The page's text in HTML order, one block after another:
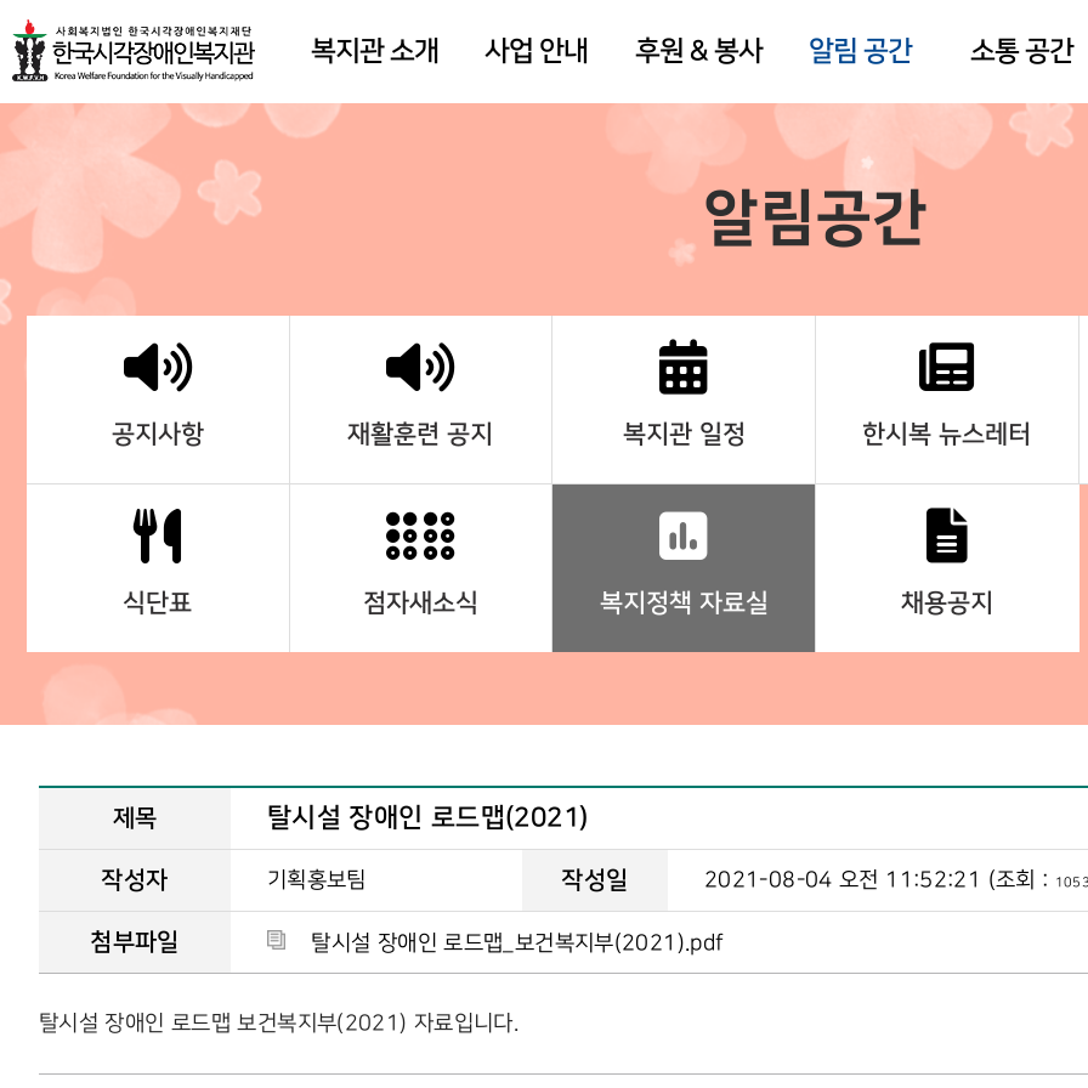
복지관 소개 사업 안내 후원 & 봉사 알림 공간 소통 공간
알림공간
공지사항 재활훈련 공지 복지관 일정 한시복 뉴스레터
식단표 점자새소식 복지정책 자료실 채용공지
제목 탈시설 장애인 로드맵(2021)
작성자 기획홍보팀 작성일 2021-08-04 오전 11:52:21 (조회 :
첨부파일 탈시설 장애인 로드맵_보건복지부(2021).pdf
탈시설 장애인 로드맵 보건복지부(2021) 자료입니다.